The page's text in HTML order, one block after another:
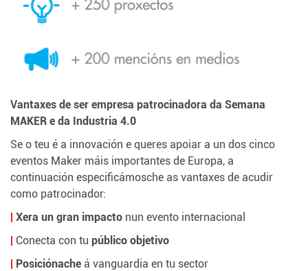
Vantaxes de ser empresa patrocinadora da Semana
MAKER e da Industria 4.0
Se o teu é a innovación e queres apoiar a un dos cinco
eventos Maker máis importantes de Europa, a
continuación especificámosche as vantaxes de acudir
como patrocinador:
| Xera un gran impacto nun evento internacional
| Conecta con tu público objetivo
| Posiciónache á vanguardia en tu sector